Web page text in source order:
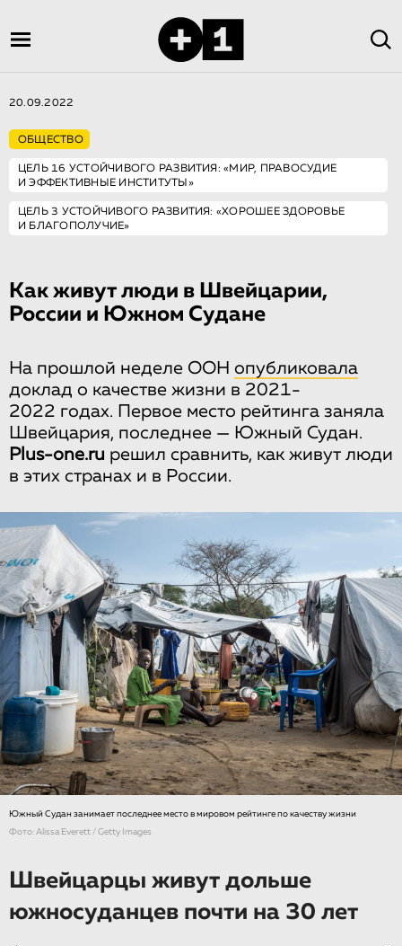
20.09.2022
ОБЩЕСТВО
ЦЕЛЬ 16 УСТОЙЧИВОГО РАЗВИТИЯ: «МИР, ПРАВОСУДИЕ
И ЭФФЕКТИВНЫЕ ИНСТИТУТЫ»
ЦЕЛЬ 3 УСТОЙЧИВОГО РАЗВИТИЯ: «ХОРОШЕЕ ЗДОРОВЬЕ
И БЛАГОПОЛУЧИЕ»
Как живут люди в Швейцарии,
России и Южном Судане
На прошлой неделе ООН опубликовала
доклад о качестве жизни в 2021-
2022 годах. Первое место рейтинга заняла
Швейцария, последнее — Южный Судан.
Plus-one.ru решил сравнить, как живут люди
в этих странах и в России.
Южный Судан занимает последнее место в мировом рейтинге по качеству жизни
Фото: Alissa Everett / Getty Images
Швейцарцы живут дольше
южносуданцев почти на 30 лет